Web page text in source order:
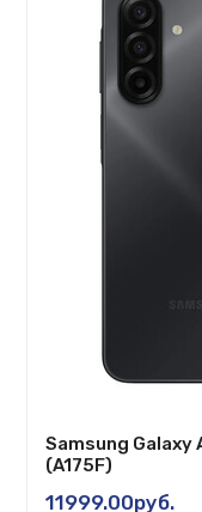
Samsung Galaxy
(A175F)
11999.00руб.